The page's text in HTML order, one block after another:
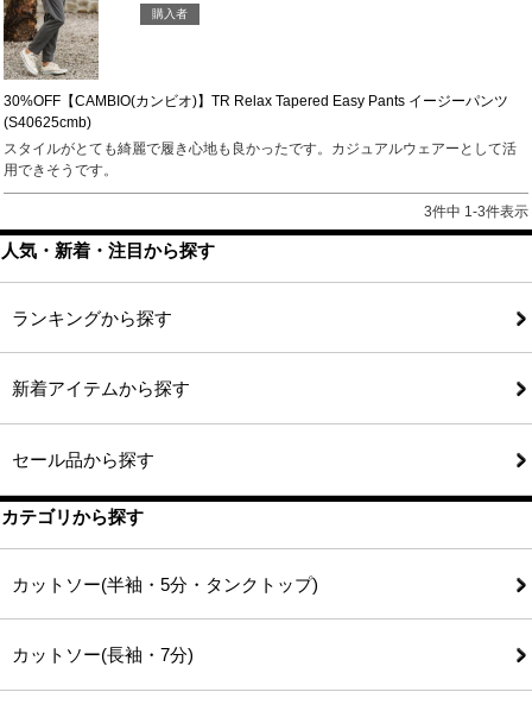
30%OFF【CAMBIO(カンビオ)】TR Relax Tapered Easy Pants イージーパンツ
(S40625cmb)
購入者
スタイルがとても綺麗で履き心地も良かったです。カジュアルウェアーとして活
用できそうです。
3件中 1-3件表示
人気・新着・注目から探す
ランキングから探す
新着アイテムから探す
セール品から探す
カテゴリから探す
カットソー(半袖・5分・タンクトップ)
カットソー(長袖・7分)